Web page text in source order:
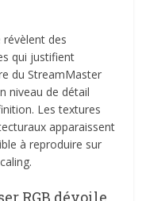
des
qui justifient
du StreamMaster
niveau de détail
Les textures
apparaissent
à reproduire sur